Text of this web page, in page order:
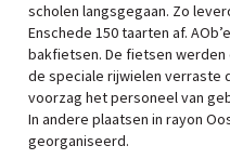
scholen langsgegaan. Zo
Enschede 150 taarten af.
bakfietsen. De fietsen werden
de speciale rijwielen verraste
voorzag het personeel van
In andere plaatsen in rayon
georganiseerd.